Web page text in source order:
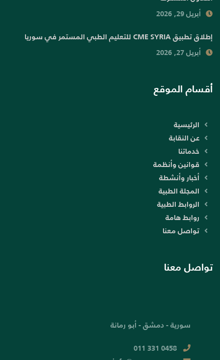
أبريل 29, 2026
إطلاق تطبيق CME SYRIA للتعليم الطبي المستمر في سوريا
أبريل 27, 2026
أقسام الموقع
الرئيسية
عن النقابة
خدماتنا
قوانين وأنظمة
أخبار وأنشطة
المجلة الطبية
الروابط الطبية
روابط هامة
تواصل معنا
تواصل معنا
سورية - دمشق - أبو رمانة
011 331 0458